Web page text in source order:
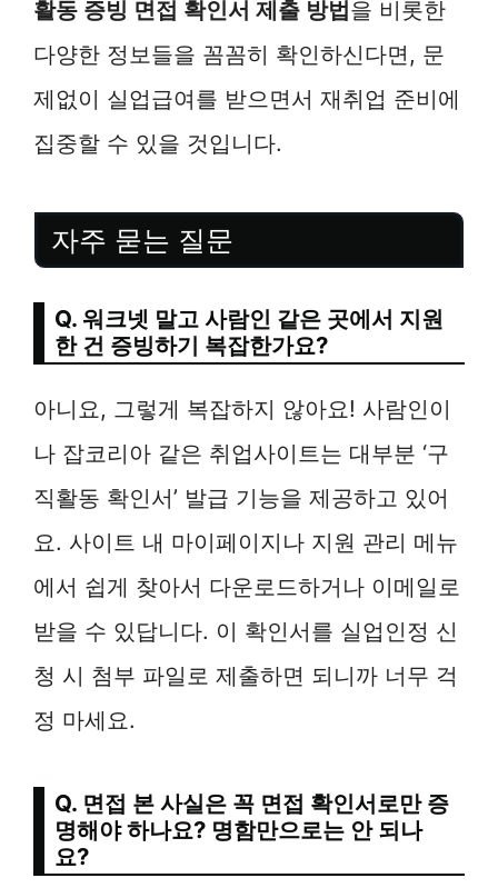
활동 증빙 면접 확인서 제출 방법을 비롯한
다양한 정보들을 꼼꼼히 확인하신다면, 문
제없이 실업급여를 받으면서 재취업 준비에
집중할 수 있을 것입니다.
자주 묻는 질문
Q. 워크넷 말고 사람인 같은 곳에서 지원
한 건 증빙하기 복잡한가요?
아니요, 그렇게 복잡하지 않아요! 사람인이
나 잡코리아 같은 취업사이트는 대부분 ‘구
직활동 확인서’ 발급 기능을 제공하고 있어
요. 사이트 내 마이페이지나 지원 관리 메뉴
에서 쉽게 찾아서 다운로드하거나 이메일로
받을 수 있답니다. 이 확인서를 실업인정 신
청 시 첨부 파일로 제출하면 되니까 너무 걱
정 마세요.
Q. 면접 본 사실은 꼭 면접 확인서로만 증
명해야 하나요? 명함만으로는 안 되나
요?